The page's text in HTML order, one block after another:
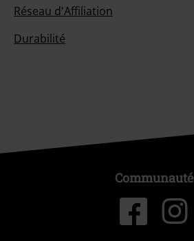
Réseau d'Affiliation
Durabilité
Communauté